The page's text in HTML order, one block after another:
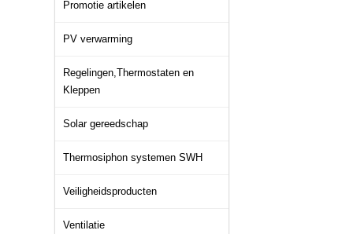
Promotie artikelen
PV verwarming
Regelingen,Thermostaten en
Kleppen
Solar gereedschap
Thermosiphon systemen SWH
Veiligheidsproducten
Ventilatie